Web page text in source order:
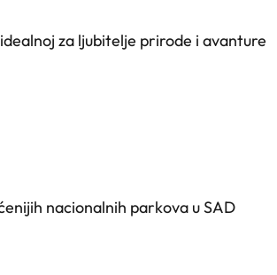
za ljubitelje prirode i avanture
nacionalnih parkova u SAD